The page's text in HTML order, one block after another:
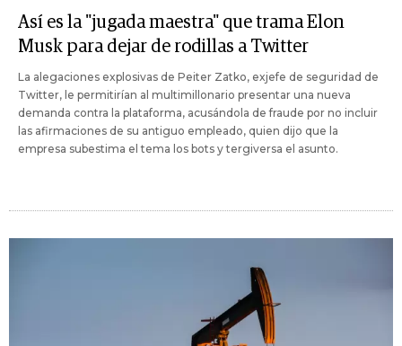
Así es la "jugada maestra" que trama Elon
Musk para dejar de rodillas a Twitter
La alegaciones explosivas de Peiter Zatko, exjefe de seguridad de
Twitter, le permitirían al multimillonario presentar una nueva
demanda contra la plataforma, acusándola de fraude por no incluir
las afirmaciones de su antiguo empleado, quien dijo que la
empresa subestima el tema los bots y tergiversa el asunto.